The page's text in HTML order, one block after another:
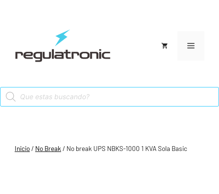
Menú
Products
search
Inicio/ No Break / No break UPS NBKS-1000 1 KVA Sola Basic